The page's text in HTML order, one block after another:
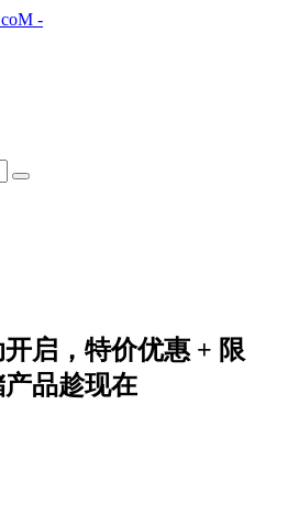
启，特价优惠 + 限
品趁现在